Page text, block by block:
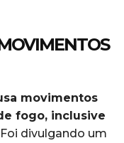
movimentos
fogo, inclusive
Foi divulgando um